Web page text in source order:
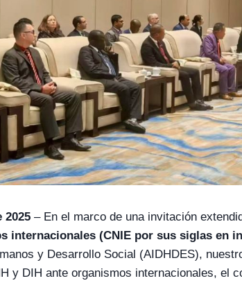
2025 – En el marco de una invitación
internacionales (CNIE por sus siglas en
y Desarrollo Social (AIDHDES),
y DIH ante organismos internacionales, el